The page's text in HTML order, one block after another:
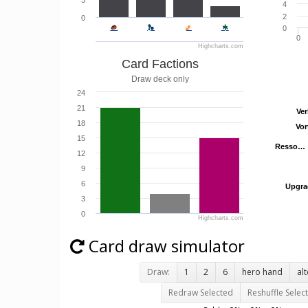
0
Highcharts.com
0
0
2
4
Card Factions
Draw deck only
0
3
6
9
12
15
18
21
24
Highcharts.com
Resso…
Resso…
Card draw simulator
Draw: 1 2 6 hero hand
Redraw Selected
Reshuffle